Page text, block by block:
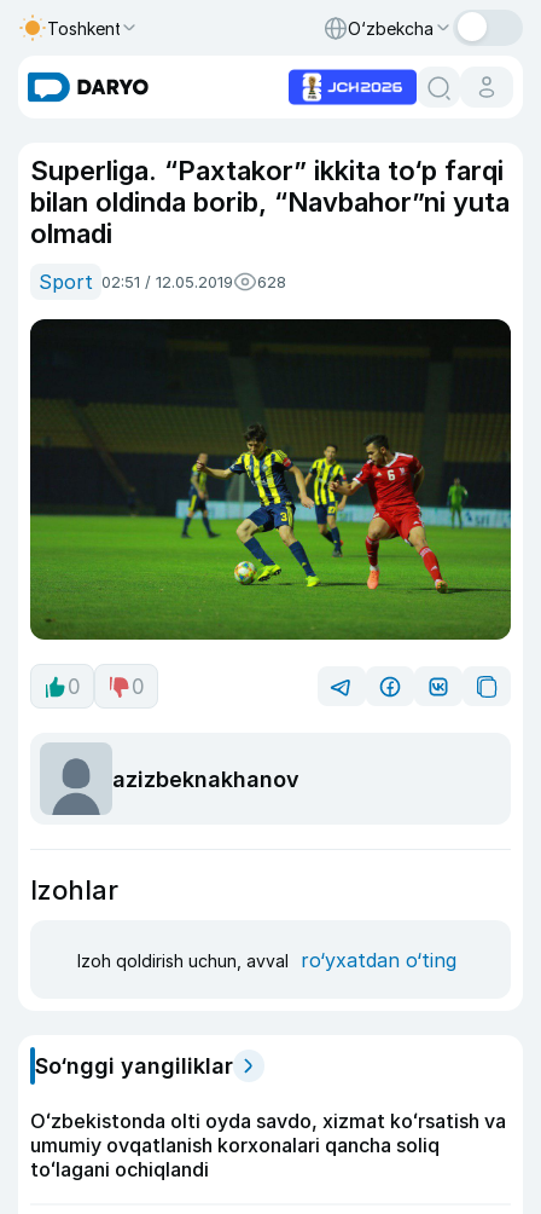
Toshkent O‘zbekcha
Superliga. “Paxtakor” ikkita to‘p farqi
bilan oldinda borib, “Navbahor”ni yuta
olmadi
Sport 02:51 / 12.05.2019 628
0 0
azizbeknakhanov
Izohlar
Izoh qoldirish uchun, avval ro‘yxatdan o‘ting
So‘nggi yangiliklar
Oʻzbekistonda olti oyda savdo, xizmat koʻrsatish va
umumiy ovqatlanish korxonalari qancha soliq
toʻlagani ochiqlandi